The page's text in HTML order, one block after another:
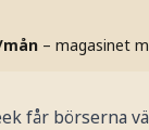
– magasinet
får börserna